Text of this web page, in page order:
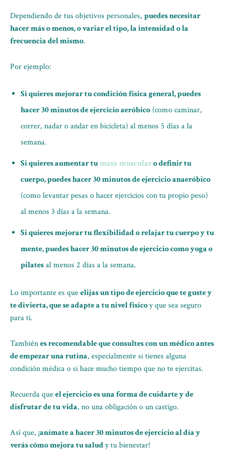
Dependiendo de tus objetivos personales, puedes necesitar
hacer más o menos, o variar el tipo, la intensidad o la
frecuencia del mismo.
Por ejemplo:
Si quieres mejorar tu condición física general, puedes
hacer 30 minutos de ejercicio aeróbico (como caminar,
correr, nadar o andar en bicicleta) al menos 5 días a la
semana.
Si quieres aumentar tumasa muscularo definir tu
cuerpo, puedes hacer 30 minutos de ejercicio anaeróbico
(como levantar pesas o hacer ejercicios con tu propio peso)
al menos 3 días a la semana.
Si quieres mejorar tu flexibilidad o relajar tu cuerpo y tu
mente, puedes hacer 30 minutos de ejercicio como yoga o
pilatesal menos 2 días a la semana.
Lo importante es queelijas un tipo de ejercicio que te guste y
te divierta, que se adapte a tu nivel físicoy que sea seguro
para ti.
Tambiénes recomendable que consultes con un médico antes
de empezar una rutina, especialmente si tienes alguna
condición médica o si hace mucho tiempo que no te ejercitas.
Recuerda queel ejercicio es una forma de cuidarte y de
disfrutar de tu vida, no una obligación o un castigo.
Así que, ¡anímate a hacer 30 minutos de ejercicio al día y
verás cómo mejora tu saludy tu bienestar!